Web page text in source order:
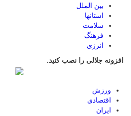
بین الملل
استانها
سلامت
فرهنگ
انرژی
افزونه جلالی را نصب کنید.
ورزش
اقتصادی
ایران